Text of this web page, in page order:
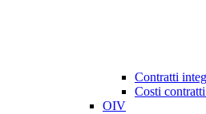
Contratti
Costi
OIV